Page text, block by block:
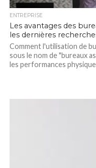
ENTREPRISE
Les avantages des
les dernières
Comment l'utilisation de
sous le nom de "bureaux
les performances